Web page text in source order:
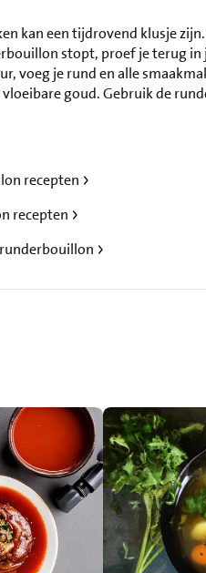
kan een tijdrovend klusje
stopt, proef je terug in
voeg je rund en alle
goud. Gebruik de
recepten
recepten